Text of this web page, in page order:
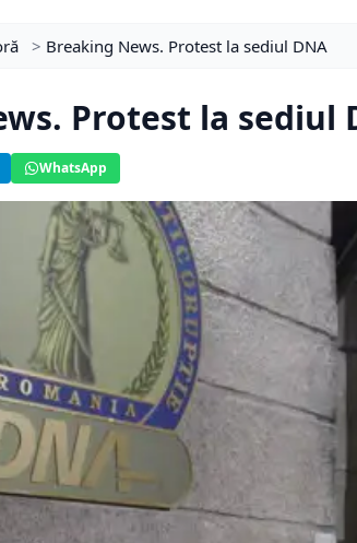
> Breaking News. Protest la sediul DNA
Protest la sediul
WhatsApp